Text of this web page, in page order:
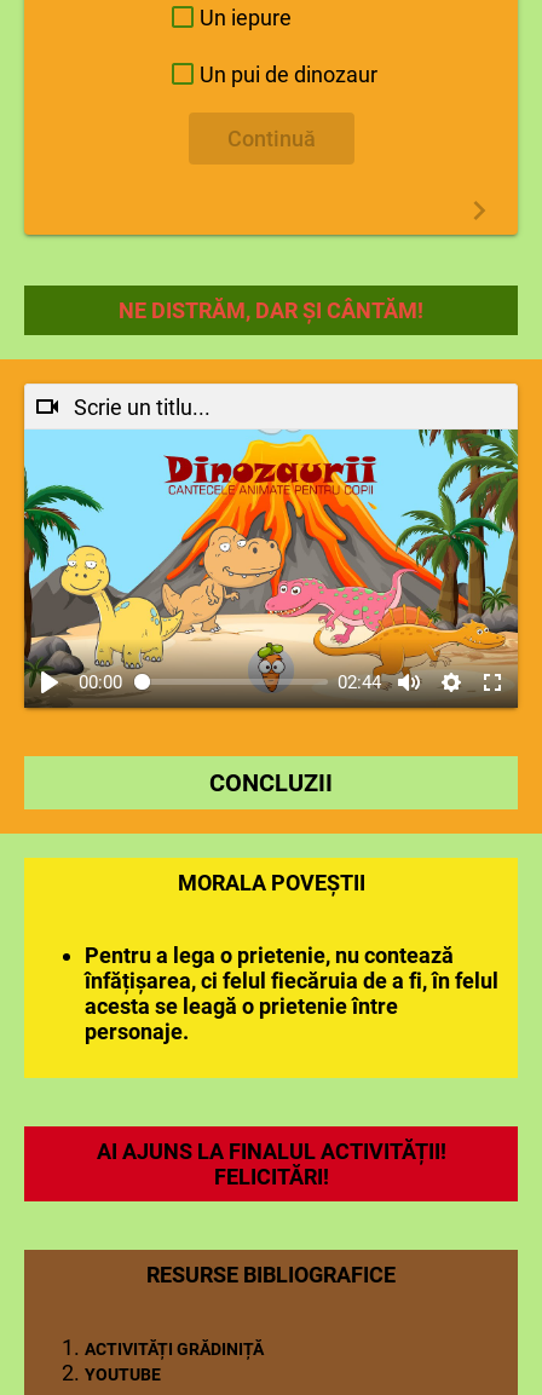
Un iepure
Un pui de dinozaur
Continuă
NE DISTRĂM, DAR ȘI CÂNTĂM!
Scrie un titlu...
00:00 02:44
CONCLUZII
MORALA POVEȘTII
Pentru a lega o prietenie, nu contează
înfățișarea, ci felul fiecăruia de a fi, în felul
acesta se leagă o prietenie între
personaje.
AI AJUNS LA FINALUL ACTIVITĂȚII!
FELICITĂRI!
RESURSE BIBLIOGRAFICE
ACTIVITĂȚI GRĂDINIȚĂ
YOUTUBE